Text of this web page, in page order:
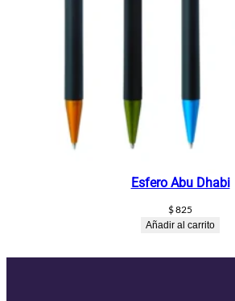
Esfero Abu Dhabi
$825
Añadir al carrito